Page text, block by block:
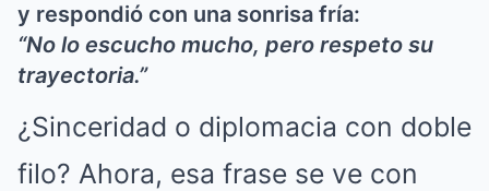
y respondió con una sonrisa fría:
“No lo escucho mucho, pero respeto su
trayectoria.”
¿Sinceridad o diplomacia con doble
filo? Ahora, esa frase se ve con